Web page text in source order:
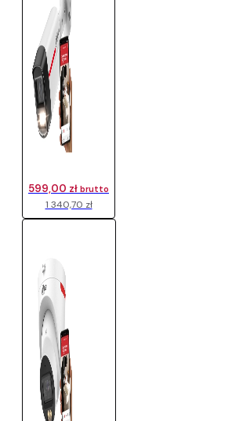
1 340,70 zł
599,00 zł brutto